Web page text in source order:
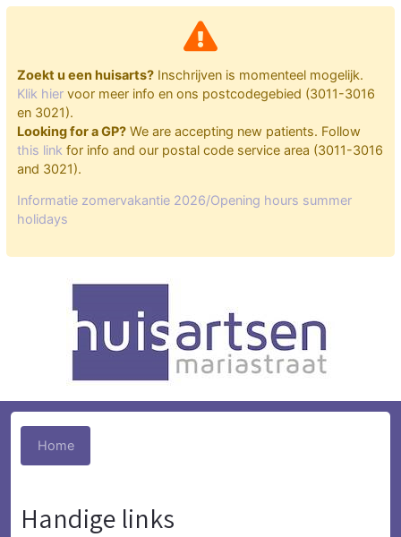
Zoekt u een huisarts?Inschrijven is momenteel mogelijk.
Klik hiervoor meer info en ons postcodegebied (3011-3016
en 3021).
Looking for a GP?We are accepting new patients. Follow
this link for info and our postal code service area (3011-3016
and 3021).
Informatie zomervakantie 2026/Opening hours summer
holidays
Home
Handige links